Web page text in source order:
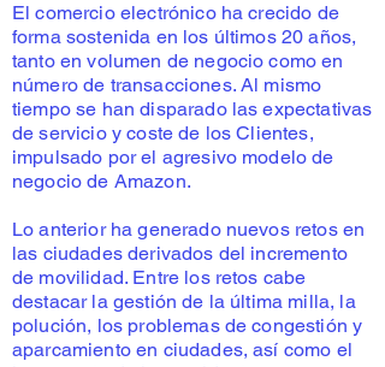
El comercio electrónico ha crecido de
forma sostenida en los últimos 20 años,
tanto en volumen de negocio como en
número de transacciones. Al mismo
tiempo se han disparado las expectativas
de servicio y coste de los Clientes,
impulsado por el agresivo modelo de
negocio de Amazon.
Lo anterior ha generado nuevos retos en
las ciudades derivados del incremento
de movilidad. Entre los retos cabe
destacar la gestión de la última milla, la
polución, los problemas de congestión y
aparcamiento en ciudades, así como el